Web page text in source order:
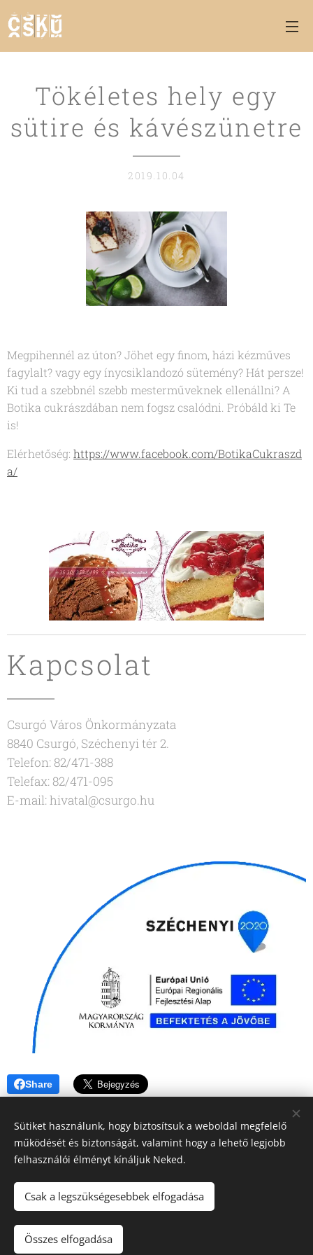
Tökéletes hely egy
sütire és kávészünetre
2019.10.04
Megpihennél az úton? Jöhet egy finom, házi kézműves
fagylalt? vagy egy ínycsiklandozó sütemény? Hát persze!
Ki tud a szebbnél szebb mesterműveknek ellenállni? A
Botika cukrászdában nem fogsz csalódni. Próbáld ki Te
is!
Elérhetőség: https://www.facebook.com/BotikaCukraszd
a/
Kapcsolat
Csurgó Város Önkormányzata
8840 Csurgó, Széchenyi tér 2.
Telefon: 82/471-388
Telefax: 82/471-095
E-mail: hivatal@csurgo.hu
Share
Sütik
Sütiket használunk, hogy biztosítsuk a weboldal megfelelő
működését és biztonságát, valamint hogy a lehető legjobb
felhasználói élményt kínáljuk Neked.
Csak a legszükségesebbek elfogadása
Összes elfogadása